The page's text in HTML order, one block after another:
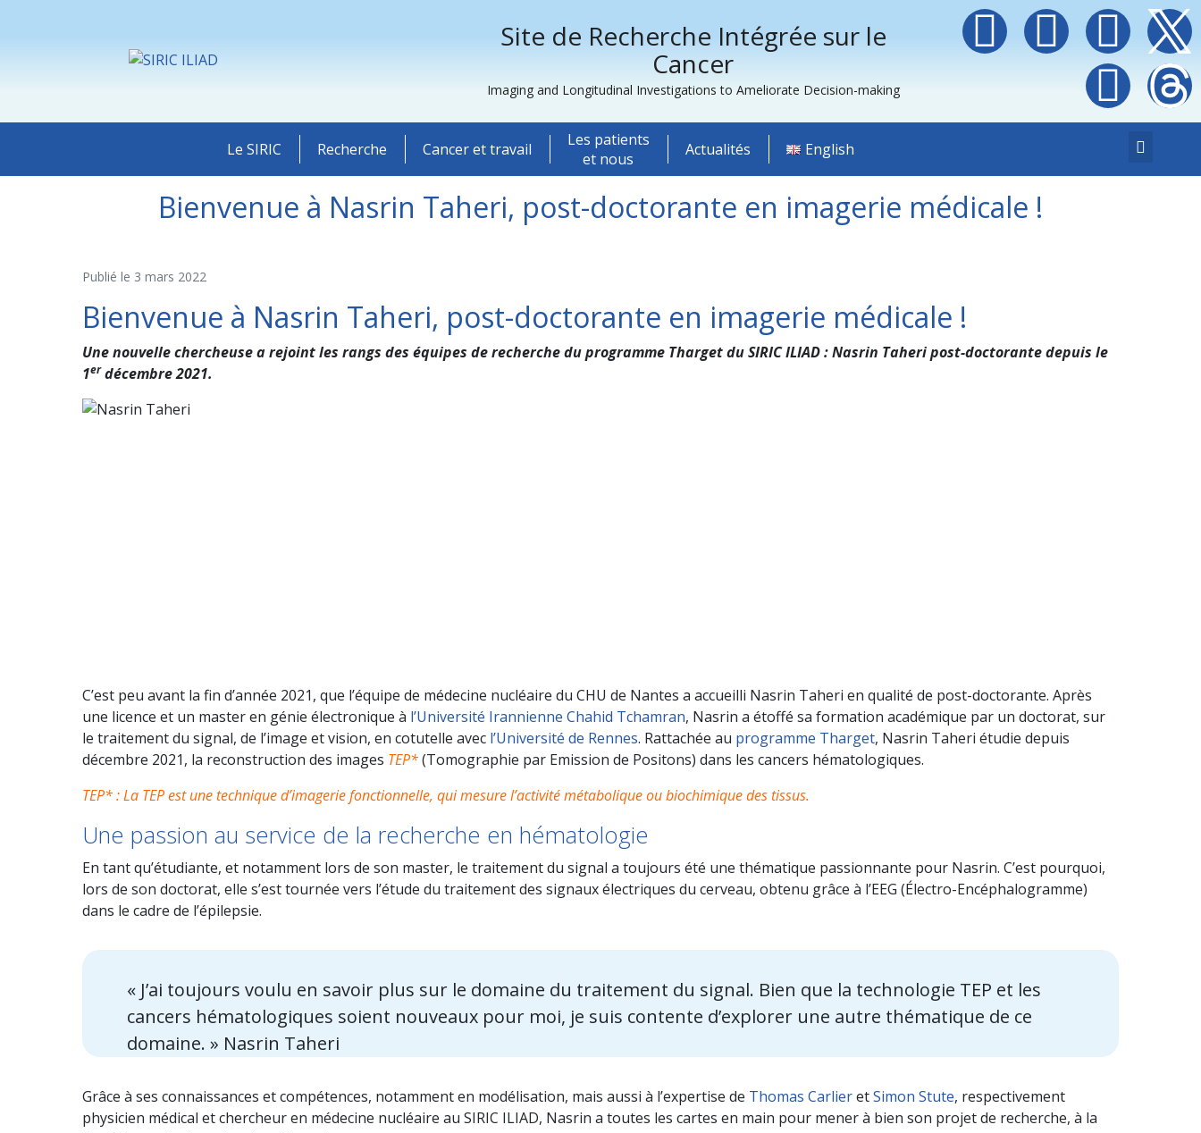
Site de Recherche Intégrée sur le
Cancer
Imaging and Longitudinal Investigations to Ameliorate Decision-making
Le SIRIC Recherche Cancer et travail
Les patients
et nous
Actualités English
Bienvenue à Nasrin Taheri, post-doctorante en imagerie médicale !
Publié le 3 mars 2022
Bienvenue à Nasrin Taheri, post-doctorante en imagerie médicale !
Une nouvelle chercheuse a rejoint les rangs des équipes de recherche du programme Tharget du SIRIC ILIAD : Nasrin Taheri post-doctorante depuis le
1erdécembre 2021.
C’est peu avant la fin d’année 2021, que l’équipe de médecine nucléaire du CHU de Nantes a accueilli Nasrin Taheri en qualité de post-doctorante. Après
une licence et un master en génie électronique à l’Université Irannienne Chahid Tchamran, Nasrin a étoffé sa formation académique par un doctorat, sur
le traitement du signal, de l’image et vision, en cotutelle avec l’Université de Rennes. Rattachée au programme Tharget, Nasrin Taheri étudie depuis
décembre 2021, la reconstruction des images TEP*(Tomographie par Emission de Positons) dans les cancers hématologiques.
TEP* : La TEP est une technique d’imagerie fonctionnelle, qui mesure l’activité métabolique ou biochimique des tissus.
Une passion au service de la recherche en hématologie
En tant qu’étudiante, et notamment lors de son master, le traitement du signal a toujours été une thématique passionnante pour Nasrin. C’est pourquoi,
lors de son doctorat, elle s’est tournée vers l’étude du traitement des signaux électriques du cerveau, obtenu grâce à l’EEG (Électro-Encéphalogramme)
dans le cadre de l’épilepsie.
« J’ai toujours voulu en savoir plus sur le domaine du traitement du signal. Bien que la technologie TEP et les
cancers hématologiques soient nouveaux pour moi, je suis contente d’explorer une autre thématique de ce
domaine. » Nasrin Taheri
Grâce à ses connaissances et compétences, notamment en modélisation, mais aussi à l’expertise de Thomas CarlieretSimon Stute, respectivement
physicien médical et chercheur en médecine nucléaire au SIRIC ILIAD, Nasrin a toutes les cartes en main pour mener à bien son projet de recherche, à la